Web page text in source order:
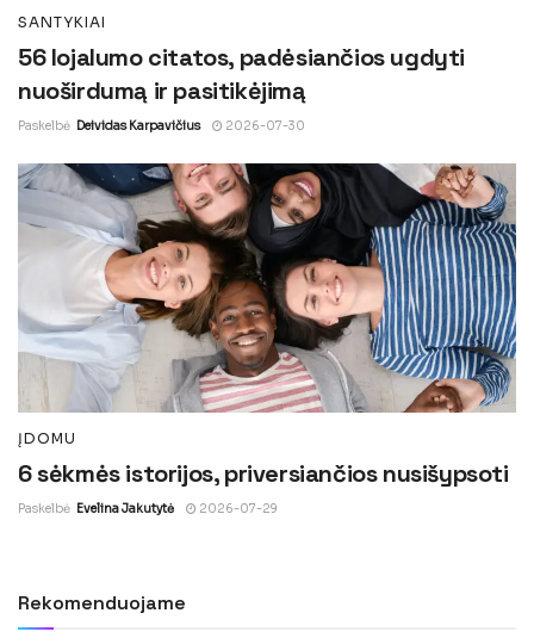
SANTYKIAI
56 lojalumo citatos, padėsiančios ugdyti
nuoširdumą ir pasitikėjimą
Paskelbė Deividas Karpavičius 2026-07-30
ĮDOMU
6 sėkmės istorijos, priversiančios nusišypsoti
Paskelbė Evelina Jakutytė 2026-07-29
Rekomenduojame